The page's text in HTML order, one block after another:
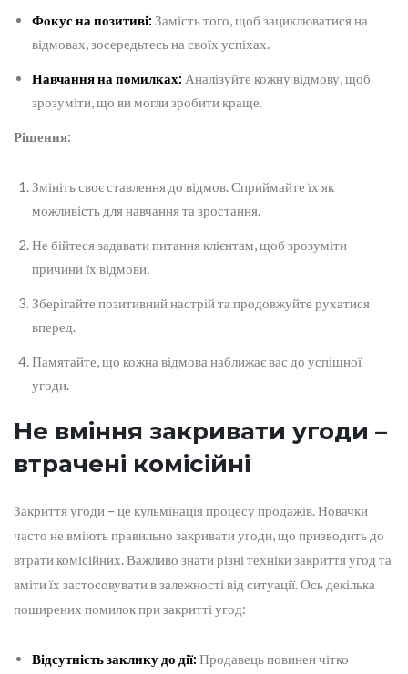
Фокус на позитиві: Замість того, щоб зациклюватися на
відмовах, зосередьтесь на своїх успіхах.
Навчання на помилках: Аналізуйте кожну відмову, щоб
зрозуміти, що ви могли зробити краще.
Рішення:
Змініть своє ставлення до відмов. Сприймайте їх як
можливість для навчання та зростання.
Не бійтеся задавати питання клієнтам, щоб зрозуміти
причини їх відмови.
Зберігайте позитивний настрій та продовжуйте рухатися
вперед.
Памятайте, що кожна відмова наближає вас до успішної
угоди.
Не вміння закривати угоди –
втрачені комісійні
Закриття угоди – це кульмінація процесу продажів. Новачки
часто не вміють правильно закривати угоди, що призводить до
втрати комісійних. Важливо знати різні техніки закриття угод та
вміти їх застосовувати в залежності від ситуації. Ось декілька
поширених помилок при закритті угод:
Відсутність заклику до дії: Продавець повинен чітко